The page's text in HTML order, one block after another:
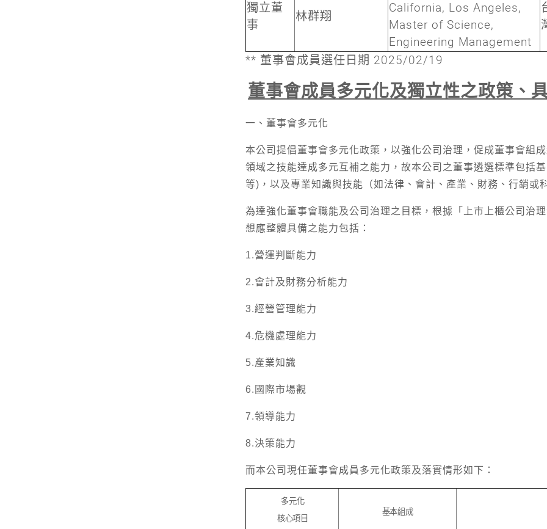
獨立董
事
林群翔
California, Los Angeles,
Master of Science,
Engineering Management
** 董事會成員選任日期 2025/02/19
董事會成員多元化及獨立性之政策、
一、董事會多元化
本公司提倡董事會多元化政策，以強化公司治理，促成董事會組
領域之技能達成多元互補之能力，故本公司之董事遴選標準包括
等)，以及專業知識與技能（如法律、會計、產業、財務、行銷或
為達強化董事會職能及公司治理之目標，根據「上市上櫃公司治
想應整體具備之能力包括：
1.營運判斷能力
2.會計及財務分析能力
3.經營管理能力
4.危機處理能力
5.產業知識
6.國際市場觀
7.領導能力
8.決策能力
而本公司現任董事會成員多元化政策及落實情形如下：
多元化
核心項目
基本組成